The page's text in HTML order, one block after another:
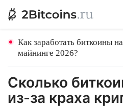
Как заработать биткоины
майнинге 2026?
Сколько
из-за краха